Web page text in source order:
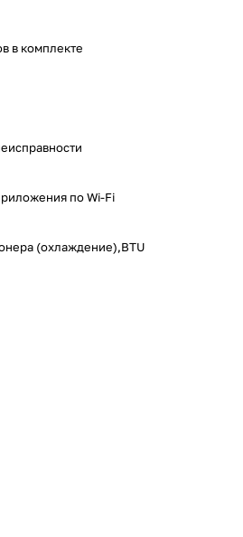
в комплекте
по Wi-Fi
(охлаждение),BTU